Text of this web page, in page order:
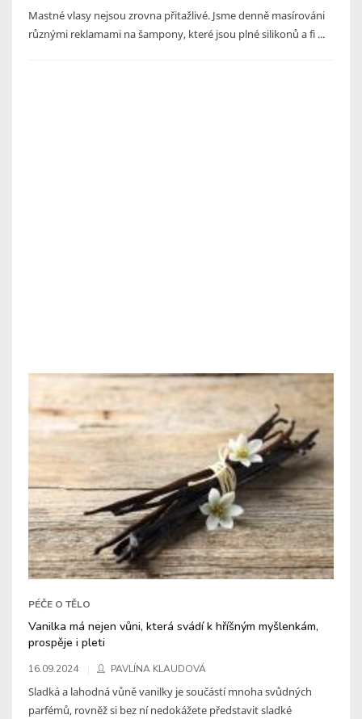
Mastné vlasy nejsou zrovna přitažlivé. Jsme denně masírováni
různými reklamami na šampony, které jsou plné silikonů a fi ...
PÉČE O TĚLO
Vanilka má nejen vůni, která svádí k hříšným myšlenkám,
prospěje i pleti
16.09.2024 PAVLÍNA KLAUDOVÁ
Sladká a lahodná vůně vanilky je součástí mnoha svůdných
parfémů, rovněž si bez ní nedokážete představit sladké